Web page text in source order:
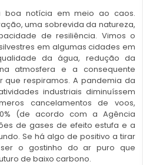
boa notícia em meio ao caos.
uma sobrevida da natureza,
de resiliência. Vimos o
em algumas cidades em
da água, redução da
atmosfera e a consequente
respiramos. A pandemia da
industriais diminuíssem
cancelamentos de voos,
(de acordo com a Agência
de gases de efeito estufa e a
Se há algo de positivo a tirar
o gostinho do ar puro que
de baixo carbono.